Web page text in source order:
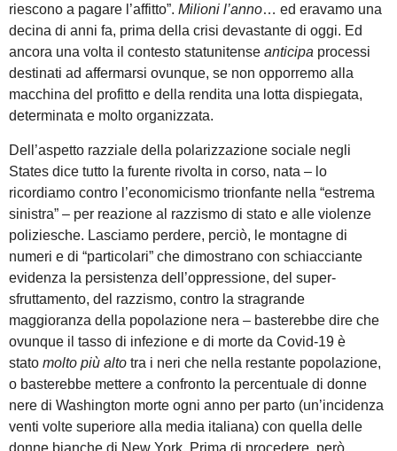
riescono a pagare l’affitto”. Milioni l’anno… ed eravamo una
decina di anni fa, prima della crisi devastante di oggi. Ed
ancora una volta il contesto statunitense anticipa processi
destinati ad affermarsi ovunque, se non opporremo alla
macchina del profitto e della rendita una lotta dispiegata,
determinata e molto organizzata.
Dell’aspetto razziale della polarizzazione sociale negli
States dice tutto la furente rivolta in corso, nata – lo
ricordiamo contro l’economicismo trionfante nella “estrema
sinistra” – per reazione al razzismo di stato e alle violenze
poliziesche. Lasciamo perdere, perciò, le montagne di
numeri e di “particolari” che dimostrano con schiacciante
evidenza la persistenza dell’oppressione, del super-
sfruttamento, del razzismo, contro la stragrande
maggioranza della popolazione nera – basterebbe dire che
ovunque il tasso di infezione e di morte da Covid-19 è
stato molto più alto tra i neri che nella restante popolazione,
o basterebbe mettere a confronto la percentuale di donne
nere di Washington morte ogni anno per parto (un’incidenza
venti volte superiore alla media italiana) con quella delle
donne bianche di New York. Prima di procedere, però,